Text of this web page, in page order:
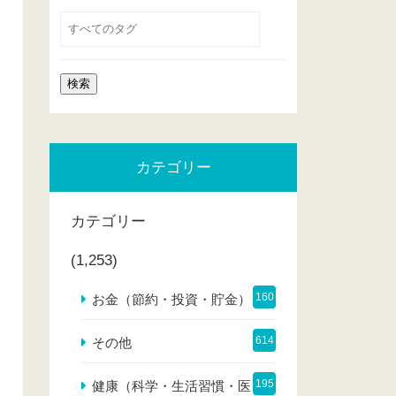
カテゴリー
カテゴリー
(1,253)
お金（節約・投資・貯金） 160
その他 614
健康（科学・生活習慣・医 195